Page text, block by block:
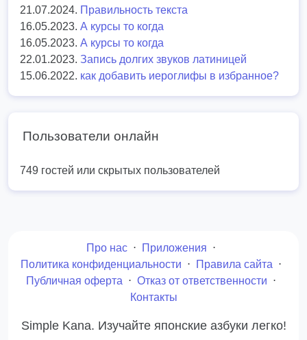
21.07.2024. Правильность текста
16.05.2023. А курсы то когда
16.05.2023. А курсы то когда
22.01.2023. Запись долгих звуков латиницей
15.06.2022. как добавить иероглифы в избранное?
Пользователи онлайн
749 гостей или скрытых пользователей
Про нас ⋅ Приложения ⋅
Политика конфиденциальности ⋅ Правила сайта ⋅
Публичная оферта ⋅ Отказ от ответственности ⋅
Контакты
Simple Kana. Изучайте японские азбуки легко!